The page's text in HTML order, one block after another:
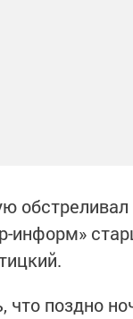
информ»
что поздно